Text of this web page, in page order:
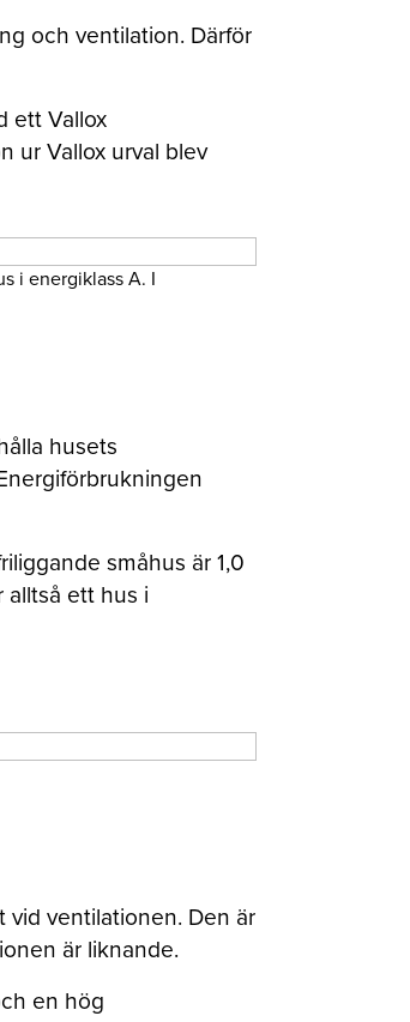
och ventilation. Därför
ett Vallox
ur Vallox urval blev
i energiklass A. I
husets
småhus är 1,0
alltså ett hus i
vid ventilationen. Den är
är liknande.
en hög